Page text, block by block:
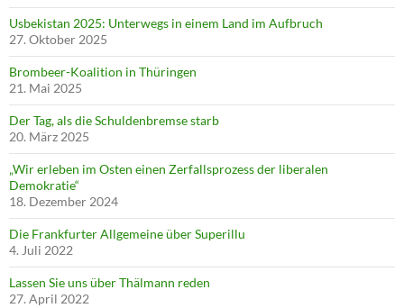
Usbekistan 2025: Unterwegs in einem Land im Aufbruch
27. Oktober 2025
Brombeer-Koalition in Thüringen
21. Mai 2025
Der Tag, als die Schuldenbremse starb
20. März 2025
„Wir erleben im Osten einen Zerfallsprozess der liberalen
Demokratie“
18. Dezember 2024
Die Frankfurter Allgemeine über Superillu
4. Juli 2022
Lassen Sie uns über Thälmann reden
27. April 2022